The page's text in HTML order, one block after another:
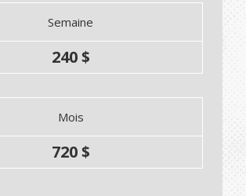
Semaine
240 $
Mois
720 $